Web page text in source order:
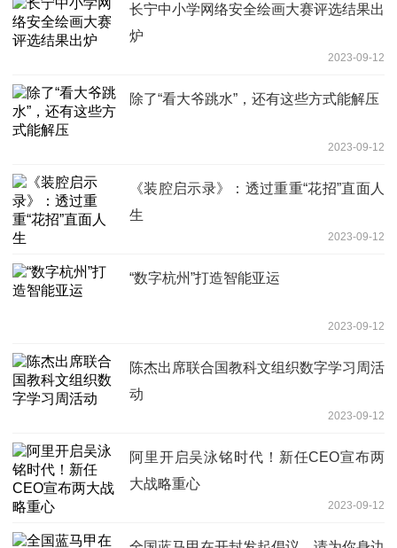
长宁中小学网络安全绘画大赛评选结果出
炉
2023-09-12
除了“看大爷跳水”，还有这些方式能解压
2023-09-12
《装腔启示录》：透过重重“花招”直面人
生
2023-09-12
“数字杭州”打造智能亚运
2023-09-12
陈杰出席联合国教科文组织数字学习周活
动
2023-09-12
阿里开启吴泳铭时代！新任CEO宣布两
大战略重心
2023-09-12